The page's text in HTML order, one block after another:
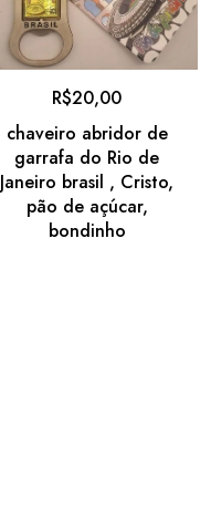
chaveiro abridor de
garrafa do Rio de
Janeiro brasil , Cristo,
pão de açúcar,
bondinho
R$20,00